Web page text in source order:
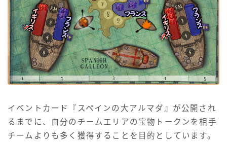
イベントカード『スペインの大アルマダ』が公開され
るまでに、自分のチームエリアの宝物トークンを相手
チームよりも多く獲得することを目的としています。